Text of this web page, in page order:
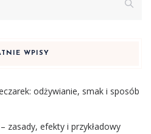
WPISY
odżywianie, smak i sposób
zasady, efekty i przykładowy